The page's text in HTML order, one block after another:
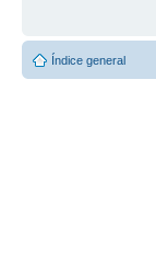
Índice general